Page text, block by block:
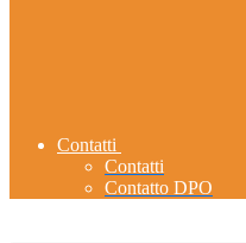
Contatti
Contatti
Contatto DPO